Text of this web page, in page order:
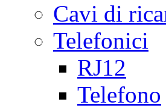
Cavi di
Telefonici
RJ12
Telefono